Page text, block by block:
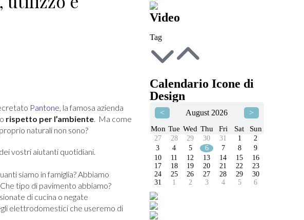
Pantone, la famosa azienda
rispetto per l’ambiente. Ma come
naturali non sono?
vostri aiutanti quotidiani.
siamo in famiglia? Abbiamo
tipo di pavimento abbiamo?
di cucina o negate
elettrodomestici che useremo di
Video
Tag
Calendario Icone di
Design
< August 2026 >
Mon Tue Wed Thu Fri Sat Sun
27 28 29 30 31 1
2
3
4 5 6 7 8
9
10
11 12 13 14 15
16
17
18 19 20 21 22
23
24
25 26 27 28 29
30
31
1 2 3 4 5 6